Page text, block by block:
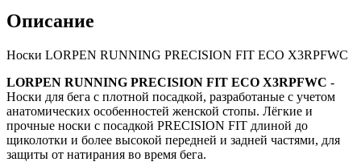
Описание
Носки LORPEN RUNNING PRECISION FIT ECO X3RPFWC
LORPEN RUNNING PRECISION FIT ECO X3RPFWC -
Носки для бега с плотной посадкой, разработаные с учетом
анатомических особенностей женской стопы. Лёгкие и
прочные носки с посадкой PRECISION FIT длиной до
щиколотки и более высокой передней и задней частями, для
защиты от натирания во время бега.